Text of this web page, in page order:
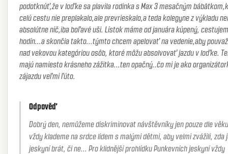
podotknúť,že v loďke sa plavila rodinka s Max 3 mesačným
celú cestu nie preplakalo,ale prevrieskalo,a teda kolegyne z výkladu
absolútne nič,iba boľavé uši. Lístok máme od januára kúpený,
hodín...a skončia takto...týmto chcem apelovať na vedenie,aby
nad vekovou kategóriou osôb, ktoré môžu absolvovať jazdu v loďke.
majú namiesto krásneho zážitka...ten opačný..čo mi je ako
zájazdu veľmi ľúto.
Odpověď
Dobrý den, nemůžeme diskriminovat návštěvníky jen pouze dle
vždy klademe na srdce lidem s malými dětmi, aby velmi zvážili, zda
jeskyní brát, či ne... Pro klidnější prohlídku Punkevních jeskyní vždy